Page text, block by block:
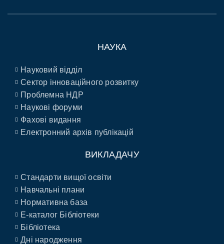
НАУКА
Науковий відділ
Сектор інноваційного розвитку
Проблемна НДР
Наукові форуми
Фахові видання
Електронний архів публікацій
ВИКЛАДАЧУ
Стандарти вищої освіти
Навчальні плани
Нормативна база
E-каталог Бібліотеки
Бібліотека
Дні народження